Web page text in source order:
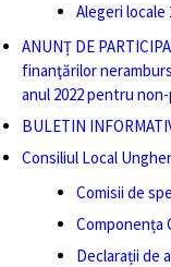
Alegeri locale
ANUNȚ DE
finanţărilor
anul 2022 pentru
BULETIN
Consiliul Local
Comisii de
Componența
Declarații de